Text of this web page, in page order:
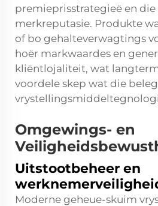
premieprisstrategieë en
merkreputasie. Produkte
of bo gehalteverwagtings
hoër markwaardes en
kliëntlojaliteit, wat
voordele skep wat die
Omgewings- en
Uitstootbeheer en
Moderne geheue-skuim